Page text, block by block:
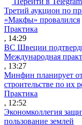
Третий аукцион по
«Макфы» провалился
Практика
, 14:29
ВС Швеции
Международная
, 13:27
Минфин планирует
строительстве по их
Практика
, 12:52
Экономколлегия
пользование землей